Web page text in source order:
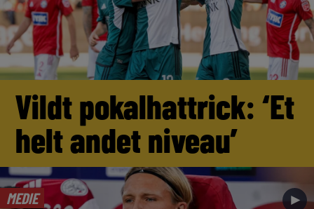
Vildt pokalhattrick: ‘Et
helt andet niveau’
MEDIE ►